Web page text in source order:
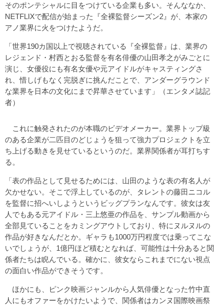
そのポンテシャルに目をつけている企業も多い。そんななか、
NETFLIXで配信が始まった『全裸監督シーズン2』が、本家の
アノ業界に火をつけたようだ。
「世界190カ国以上で視聴されている『全裸監督』は、業界の
レジェンド・村西とおる監督を有名俳優の山田孝之がみごとに
演じ、女優役にも有名女優や元アイドルがキャスティングさ
れ、惜しげもなく完脱ぎに挑んだことで、アンダーグラウンド
な業界を日本の文化にまで昇華させています」（エンタメ誌記
者）
これに触発されたのが本職のビデオメーカー。業界トップ級
のある企業が二匹目のどじょうを狙って強力プロジェクトを立
ち上げる動きを見せているというのだ。業界関係者が耳打ちす
る。
「表の作品として見せるためには、山田のような表の有名人が
欠かせない。そこで浮上しているのが、タレントの藤田ニコル
を監督に招へいしようというビッグプランなんです。彼女は友
人でもある元アイドル・三上悠亜の作品を、サンプル動画から
全部見ていることをカミングアウトしており、特にヌルヌルの
作品が好きなんだとか。ギャラも1000万円程度では乗ってこな
いでしょうが、1億円ほど積むとなれば、可能性は十分あると関
係者たちは睨んでいる。確かに、彼女ならこれまでにない視点
の面白い作品ができそうです。
ほかにも、ピンク映画ジャンルから人気俳優となった竹中直
人にもオファーをかけたいようで、関係者はカンヌ国際映画祭